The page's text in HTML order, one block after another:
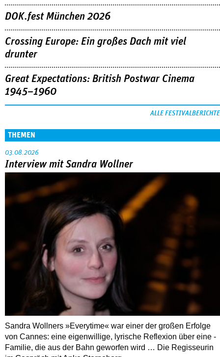
DOK.fest München 2026
Crossing Europe: Ein großes Dach mit viel
drunter
Great Expectations: British Postwar Cinema
1945–1960
ALLE FESTIVALBERICHTE
THEMEN
03.08.2026
Interview mit Sandra Wollner
Sandra Wollners »Everytime« war einer der großen Erfolge
von Cannes: eine eigenwillige, lyrische Reflexion über eine ­
Familie, die aus der Bahn geworfen wird … Die Regisseurin